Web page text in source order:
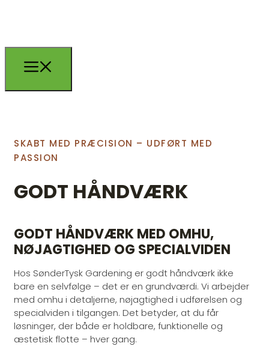
SKABT MED PRÆCISION – UDFØRT MED
PASSION
GODT HÅNDVÆRK
GODT HÅNDVÆRK MED OMHU,
NØJAGTIGHED OG SPECIALVIDEN
Hos SønderTysk Gardening er godt håndværk ikke
bare en selvfølge – det er en grundværdi. Vi arbejder
med omhu i detaljerne, nøjagtighed i udførelsen og
specialviden i tilgangen. Det betyder, at du får
løsninger, der både er holdbare, funktionelle og
æstetisk flotte – hver gang.